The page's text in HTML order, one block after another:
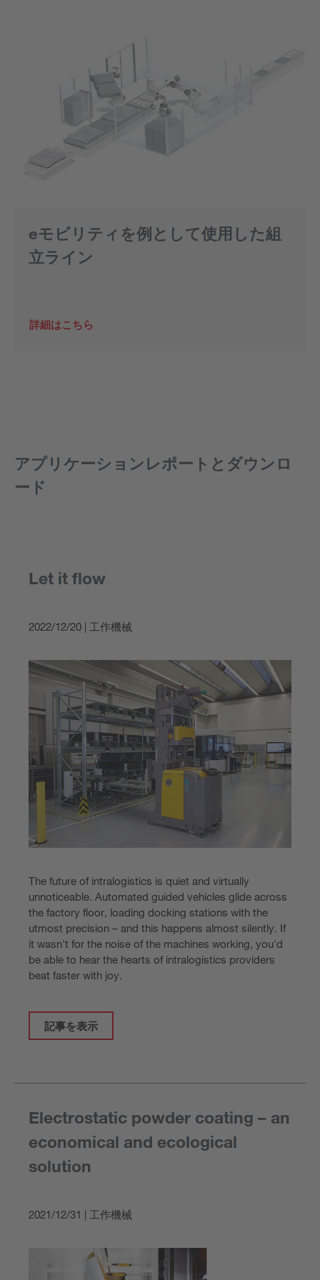
eモビリティを例として使用した組
立ライン
詳細はこちら
アプリケーションレポートとダウンロ
ード
Let it flow
2022/12/20 | 工作機械
The future of intralogistics is quiet and virtually
unnoticeable. Automated guided vehicles glide across
the factory floor, loading docking stations with the
utmost precision – and this happens almost silently. If
it wasn't for the noise of the machines working, you'd
be able to hear the hearts of intralogistics providers
beat faster with joy.
記事を表示
Electrostatic powder coating – an
economical and ecological
solution
2021/12/31 | 工作機械